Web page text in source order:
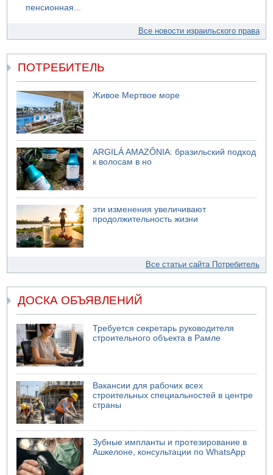
Авиакомпания Air Canada вновь отсрочила
возвращение в Израиль
пенсионная...
Все новости израильского права
ПОТРЕБИТЕЛЬ
Живое Мертвое море
ARGILÁ AMAZÔNIA: бразильский подход
к волосам в но
эти изменения увеличивают
продолжительность жизни
Все статьи сайта Потребитель
ДОСКА ОБЪЯВЛЕНИЙ
Требуется секретарь руководителя
строительного объекта в Рамле
Вакансии для рабочих всех
строительных специальностей в центре
страны
Зубные импланты и протезирование в
Ашкелоне, консультации по WhatsApp